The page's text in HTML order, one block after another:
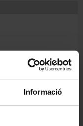
Informació